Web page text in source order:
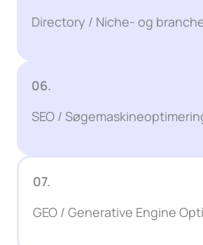
Directory / Niche- og
06.
SEO /
07.
GEO / Generative Engine